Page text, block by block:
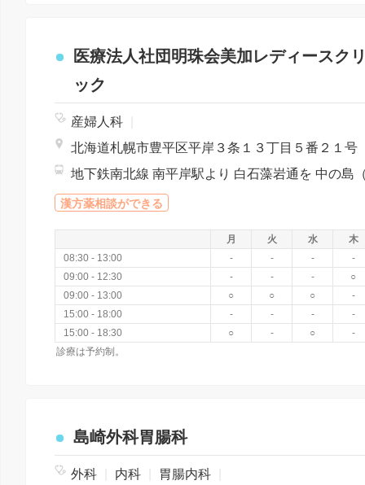
医療法人社団明珠会美加レディースク
ック
産婦人科
北海道札幌市豊平区平岸３条１３丁目５番２１号
漢方薬相談ができる
月 火 水
木
08:30 - 13:00
- - -
-
09:00 - 12:30
- - -
○
09:00 - 13:00
○ ○ ○
-
15:00 - 18:00
- - -
-
15:00 - 18:30
○ - ○
-
診療は予約制。
島崎外科胃腸科
外科 内科 胃腸内科